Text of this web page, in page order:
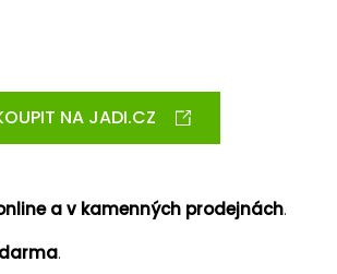
NA JADI.CZ
a v kamenných prodejnách.
.